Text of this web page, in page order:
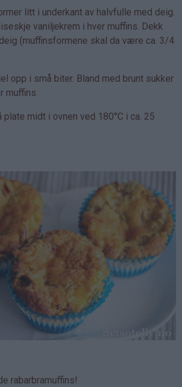
litt i underkant av halvfulle med deig.
vaniljekrem i hver muffins. Dekk
(muffinsformene skal da være ca. 3/4
opp i små biter. Bland med brunt sukker
muffins.
plate midt i ovnen ved 180°C i ca. 25
rabarbramuffins!